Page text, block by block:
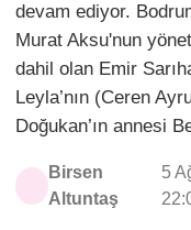
devam ediyor.
Murat Aksu'nun
dahil olan Emir
Leyla’nın (Ceren
Doğukan’ın annesi
Birsen
Altuntaş
5